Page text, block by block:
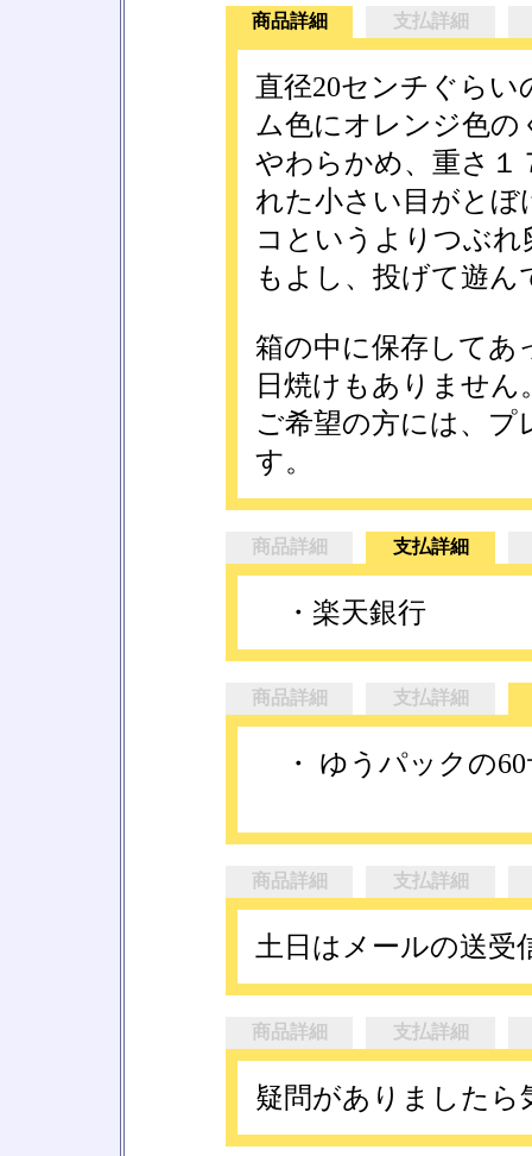
商品詳細 支払詳細
直径20センチぐら
ム色にオレンジ色の
やわらかめ、重さ１
れた小さい目がとぼ
コというよりつぶ
もよし、投げて遊ん
箱の中に保存してあ
日焼けもありません
ご希望の方には、
す。
商品詳細 支払詳細
・楽天銀行
商品詳細 支払詳細
・ ゆうパックの60
商品詳細 支払詳細
土日はメールの送受
商品詳細 支払詳細
疑問がありましたら